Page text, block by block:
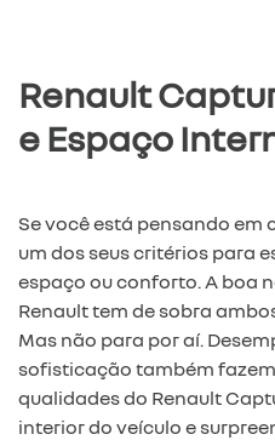
Renault
e Espaço
Se você está pensando em
um dos seus critérios para
espaço ou conforto. A boa
Renault tem de sobra
Mas não para por aí.
sofisticação também
qualidades do Renault
interior do veículo e